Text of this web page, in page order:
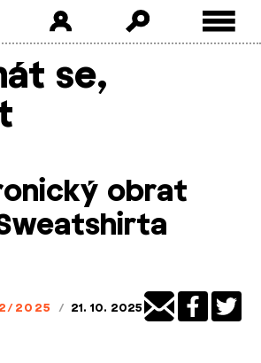
se,
obrat
2025 / 21. 10. 2025